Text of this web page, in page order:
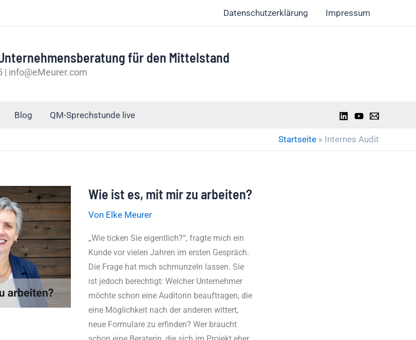
Datenschutzerklärung Impressum
für den Mittelstand
| info@eMeurer.com
Blog QM-Sprechstunde live
Startseite » Internes Audit
Wie ist es, mit mir zu arbeiten?
Von Elke Meurer
„Wie ticken Sie eigentlich?“, fragte mich ein
Kunde vor vielen Jahren im ersten Gespräch.
Die Frage hat mich schmunzeln lassen. Sie
ist jedoch berechtigt: Welcher Unternehmer
möchte schon eine Auditorin beauftragen, die
eine Möglichkeit nach der anderen wittert,
neue Formulare zu erfinden? Wer braucht
Wie
es,
mit
mir
zu
arbeiten?